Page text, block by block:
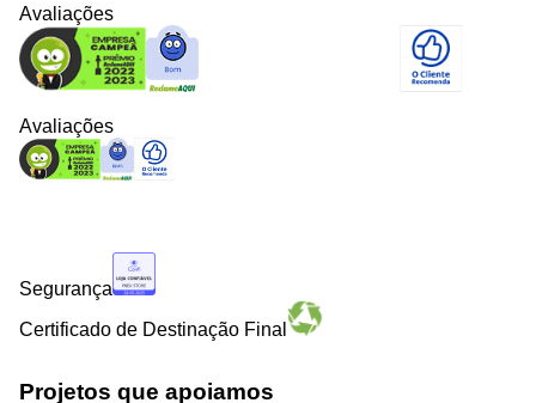
Avaliações
Avaliações
Segurança
Certificado de Destinação Final
Projetos que apoiamos